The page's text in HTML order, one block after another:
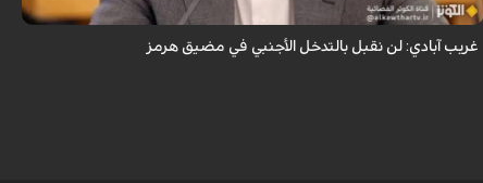
غريب آبادي: لن نقبل بالتدخل الأجنبي في مضيق هرمز